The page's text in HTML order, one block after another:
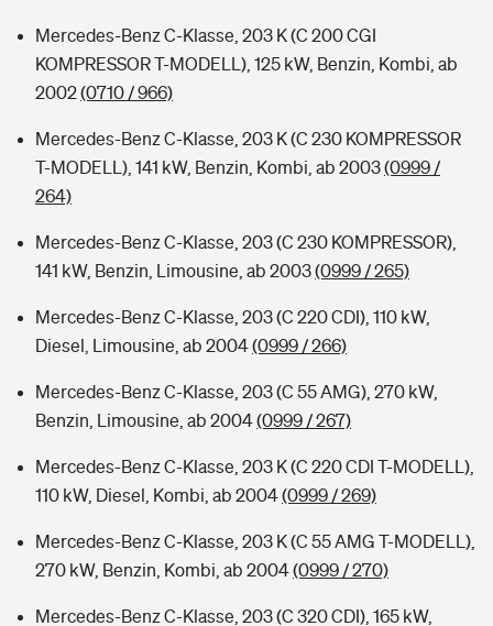
Mercedes-Benz C-Klasse, 203 K (C 200 CGI
KOMPRESSOR T-MODELL), 125 kW, Benzin, Kombi, ab
2002(0710 / 966)
Mercedes-Benz C-Klasse, 203 K (C 230 KOMPRESSOR
T-MODELL), 141 kW, Benzin, Kombi, ab 2003(0999 /
264)
Mercedes-Benz C-Klasse, 203 (C 230 KOMPRESSOR),
141 kW, Benzin, Limousine, ab 2003(0999 / 265)
Mercedes-Benz C-Klasse, 203 (C 220 CDI), 110 kW,
Diesel, Limousine, ab 2004(0999 / 266)
Mercedes-Benz C-Klasse, 203 (C 55 AMG), 270 kW,
Benzin, Limousine, ab 2004(0999 / 267)
Mercedes-Benz C-Klasse, 203 K (C 220 CDI T-MODELL),
110 kW, Diesel, Kombi, ab 2004(0999 / 269)
Mercedes-Benz C-Klasse, 203 K (C 55 AMG T-MODELL),
270 kW, Benzin, Kombi, ab 2004(0999 / 270)
Mercedes-Benz C-Klasse, 203 (C 320 CDI), 165 kW,